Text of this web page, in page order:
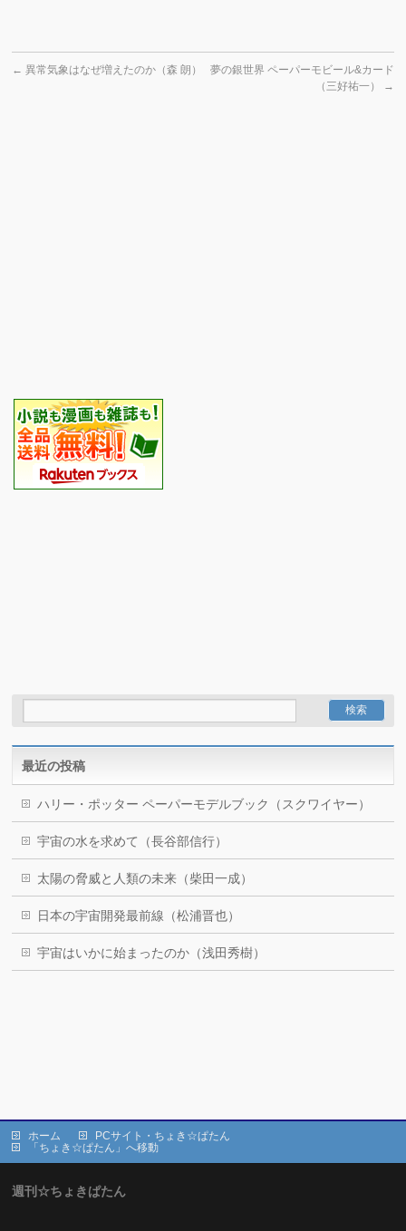
← 異常気象はなぜ増えたのか（森 朗）
夢の銀世界 ペーパーモビール&カード
（三好祐一）
→
最近の投稿
ハリー・ポッター ペーパーモデルブック（スクワイヤー）
宇宙の水を求めて（長谷部信行）
太陽の脅威と人類の未来（柴田一成）
日本の宇宙開発最前線（松浦晋也）
宇宙はいかに始まったのか（浅田秀樹）
ホーム
PCサイト・ちょき☆ぱたん
「ちょき☆ぱたん」へ移動
週刊☆ちょきぱたん